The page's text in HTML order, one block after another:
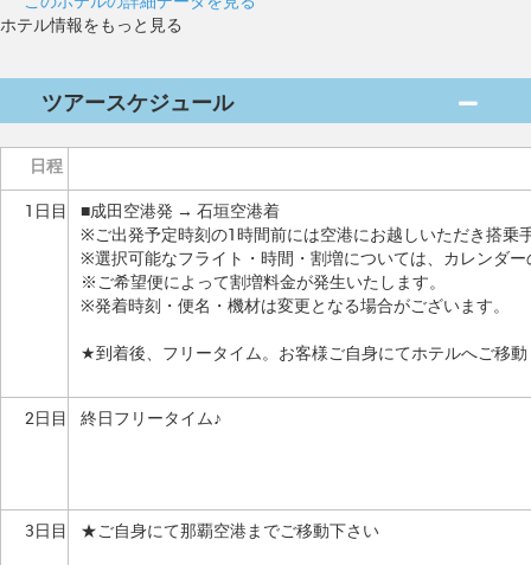
ホテル情報をもっと見る
ツアースケジュール
日程
1日目
■成田空港発 → 石垣空港着
※ご出発予定時刻の1時間前には空港にお越しいただき搭乗
※選択可能なフライト・時間・割増については、カレンダ
※ご希望便によって割増料金が発生いたします。
※発着時刻・便名・機材は変更となる場合がございます。
★到着後、フリータイム。お客様ご自身にてホテルへご移
2日目 終日フリータイム♪
3日目 ★ご自身にて那覇空港までご移動下さい